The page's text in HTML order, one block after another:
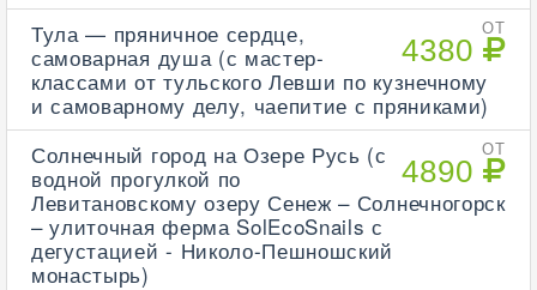
ОТ
4380
Тула — пряничное сердце,
самоварная душа (с мастер-
классами от тульского Левши по кузнечному
и самоварному делу, чаепитие с пряниками)
ОТ
4890
Солнечный город на Озере Русь (с
водной прогулкой по
Левитановскому озеру Сенеж – Солнечногорск
– улиточная ферма SolEcoSnails с
дегустацией - Николо-Пешношский
монастырь)